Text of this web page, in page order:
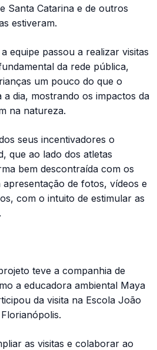
Santa Catarina e de outros
estiveram.
equipe passou a realizar visitas
da rede pública,
um pouco do que o
dia, mostrando os impactos da
na natureza.
seus incentivadores o
que ao lado dos atletas
bem descontraída com os
de fotos, vídeos e
com o intuito de estimular as
teve a companhia de
a educadora ambiental Maya
da visita na Escola João
as visitas e colaborar ao